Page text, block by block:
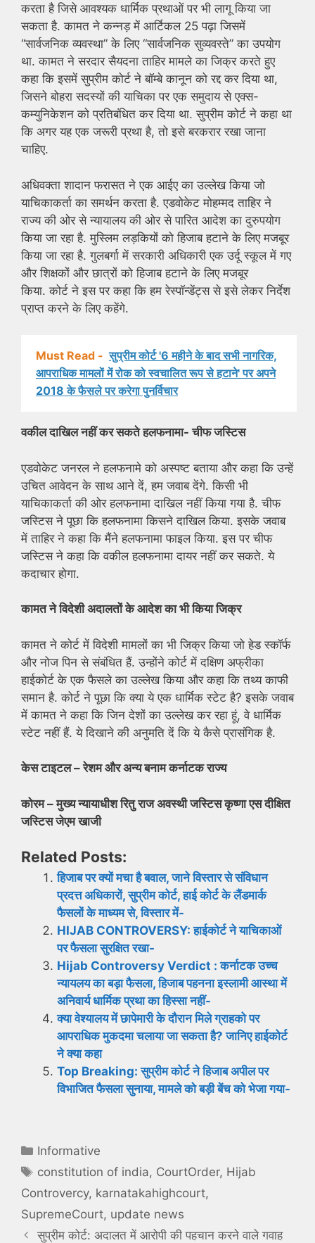
करता है जिसे आवश्यक धार्मिक प्रथाओं पर भी लागू किया जा
सकता है. कामत ने कन्नड़ में आर्टिकल 25 पढ़ा जिसमें
“सार्वजनिक व्यवस्था” के लिए “सार्वजनिक सुव्यवस्ते” का उपयोग
था. कामत ने सरदार सैयदना ताहिर मामले का जिक्र करते हुए
कहा कि इसमें सुप्रीम कोर्ट ने बॉम्बे कानून को रद्द कर दिया था,
जिसने बोहरा सदस्यों की याचिका पर एक समुदाय से एक्स-
कम्युनिकेशन को प्रतिबंधित कर दिया था. सुप्रीम कोर्ट ने कहा था
कि अगर यह एक जरूरी प्रथा है, तो इसे बरकरार रखा जाना
चाहिए.
अधिवक्ता शादान फरासत ने एक आईए का उल्लेख किया जो
याचिकाकर्ता का समर्थन करता है. एडवोकेट मोहम्मद ताहिर ने
राज्य की ओर से न्यायालय की ओर से पारित आदेश का दुरुपयोग
किया जा रहा है. मुस्लिम लड़कियों को हिजाब हटाने के लिए मजबूर
किया जा रहा है. गुलबर्गा में सरकारी अधिकारी एक उर्दू स्कूल में गए
और शिक्षकों और छात्रों को हिजाब हटाने के लिए मजबूर
किया. कोर्ट ने इस पर कहा कि हम रेस्पॉन्डेंट्स से इसे लेकर निर्देश
प्राप्त करने के लिए कहेंगे.
Must Read - सुप्रीम कोर्ट '6 महीने के बाद सभी नागरिक,
आपराधिक मामलों में रोक को स्वचालित रूप से हटाने' पर अपने
2018 के फैसले पर करेगा पुनर्विचार
वकील दाखिल नहीं कर सकते हलफनामा- चीफ जस्टिस
एडवोकेट जनरल ने हलफनामे को अस्पष्ट बताया और कहा कि उन्हें
उचित आवेदन के साथ आने दें, हम जवाब देंगे. किसी भी
याचिकाकर्ता की ओर हलफनामा दाखिल नहीं किया गया है. चीफ
जस्टिस ने पूछा कि हलफनामा किसने दाखिल किया. इसके जवाब
में ताहिर ने कहा कि मैंने हलफनामा फाइल किया. इस पर चीफ
जस्टिस ने कहा कि वकील हलफनामा दायर नहीं कर सकते. ये
कदाचार होगा.
कामत ने विदेशी अदालतों के आदेश का भी किया जिक्र
कामत ने कोर्ट में विदेशी मामलों का भी जिक्र किया जो हेड स्कॉर्फ
और नोज पिन से संबंधित हैं. उन्होंने कोर्ट में दक्षिण अफ्रीका
हाईकोर्ट के एक फैसले का उल्लेख किया और कहा कि तथ्य काफी
समान है. कोर्ट ने पूछा कि क्या ये एक धार्मिक स्टेट है? इसके जवाब
में कामत ने कहा कि जिन देशों का उल्लेख कर रहा हूं, वे धार्मिक
स्टेट नहीं हैं. ये दिखाने की अनुमति दें कि ये कैसे प्रासंगिक है.
केस टाइटल – रेशम और अन्य बनाम कर्नाटक राज्य
कोरम – मुख्य न्यायाधीश रितु राज अवस्थी जस्टिस कृष्णा एस दीक्षित
जस्टिस जेएम खाजी
Related Posts:
हिजाब पर क्यों मचा है बवाल, जाने विस्तार से संविधान
प्रदत्त अधिकारों, सुप्रीम कोर्ट, हाई कोर्ट के लैंडमार्क
फैसलों के माध्यम से, विस्तार में-
HIJAB CONTROVERSY: हाईकोर्ट ने याचिकाओं
पर फैसला सुरक्षित रखा-
Hijab Controversy Verdict : कर्नाटक उच्च
न्यायलय का बड़ा फैसला, हिजाब पहनना इस्लामी आस्था में
अनिवार्य धार्मिक प्रथा का हिस्सा नहीं-
क्या वेश्यालय में छापेमारी के दौरान मिले ग्राहको पर
आपराधिक मुकदमा चलाया जा सकता है? जानिए हाईकोर्ट
ने क्या कहा
Top Breaking: सुप्रीम कोर्ट ने हिजाब अपील पर
विभाजित फैसला सुनाया, मामले को बड़ी बेंच को भेजा गया-
Categories
Informative
Tags
constitution of india, CourtOrder, Hijab
Controvercy, karnatakahighcourt,
SupremeCourt, update news
सुप्रीम कोर्ट: अदालत में आरोपी की पहचान करने वाले गवाह